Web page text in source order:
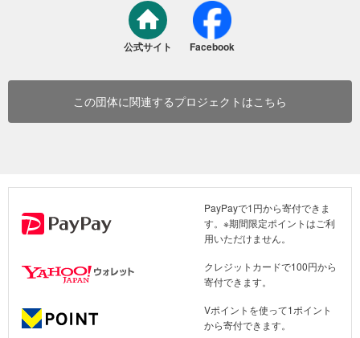
公式サイト Facebook
この団体に関連するプロジェクトはこちら
PayPayで1円から寄付できま
す。※期間限定ポイントはご利
用いただけません。
クレジットカードで100円から
寄付できます。
Vポイントを使って1ポイント
から寄付できます。